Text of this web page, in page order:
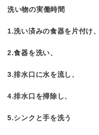
洗い物の実働時間
1.洗い済みの食器を片付け、
2.食器を洗い、
3.排水口に水を流し、
4.排水口を掃除し、
5.シンクと手を洗う